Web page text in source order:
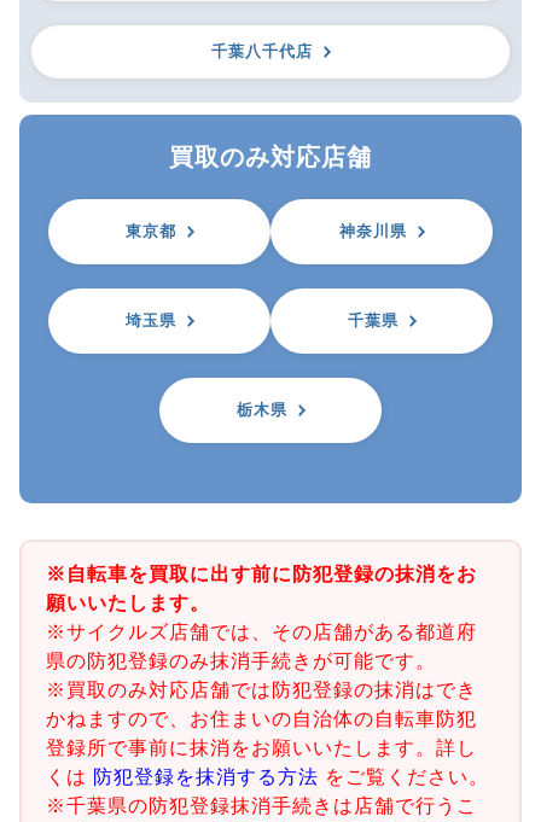
千葉八千代店
買取のみ対応店舗
東京都 神奈川県
埼玉県 千葉県
栃木県
※自転車を買取に出す前に防犯登録の抹消をお
願いいたします。
※サイクルズ店舗では、その店舗がある都道府
県の防犯登録のみ抹消手続きが可能です。
※買取のみ対応店舗では防犯登録の抹消はでき
かねますので、お住まいの自治体の自転車防犯
登録所で事前に抹消をお願いいたします。詳し
くは 防犯登録を抹消する方法 をご覧ください。
※千葉県の防犯登録抹消手続きは店舗で行うこ